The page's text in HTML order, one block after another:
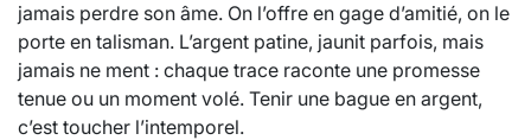
jamais perdre son âme. On l’offre en gage d’amitié, on le
porte en talisman. L’argent patine, jaunit parfois, mais
jamais ne ment : chaque trace raconte une promesse
tenue ou un moment volé. Tenir une bague en argent,
c’est toucher l’intemporel.